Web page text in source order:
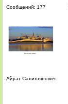
Сообщений: 177
Айрат Салихзянович